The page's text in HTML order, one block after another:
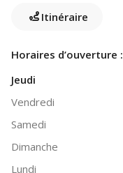
Itinéraire
Horaires d’ouverture :
Jeudi
Vendredi
Samedi
Dimanche
Lundi